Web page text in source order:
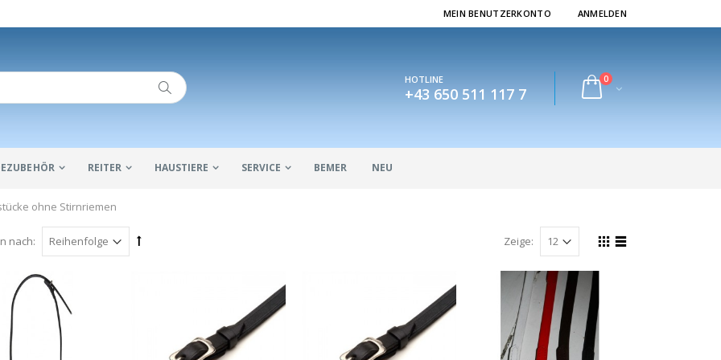
MEIN BENUTZERKONTO ANMELDEN
HOTLINE
+43 650 511 117 7
0
REITER HAUSTIERE SERVICE BEMER NEU
ohne Stirnriemen
nach: Zeige: